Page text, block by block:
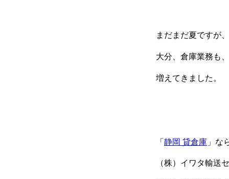
まだまだ夏ですが、
大分、倉庫業務も
増えてきました。
「 静岡 貸倉庫 」な
（株）イワタ輸送